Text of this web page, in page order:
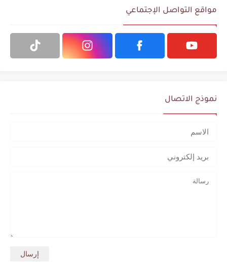
مواقع التواصل الإجتماعي
نموذج الاتصال